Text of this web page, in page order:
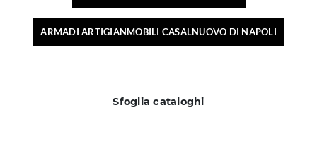
ARMADI ARTIGIANMOBILI CASALNUOVO DI NAPOLI
Sfoglia cataloghi